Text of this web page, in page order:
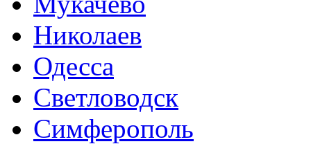
Николаев
Одесса
Светловодск
Симферополь